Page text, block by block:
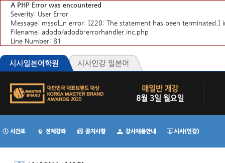
A PHP Error was encountered
Severity: User Error
Message: mssql_n error: [220: The statement has been terminated.] in
Filename: adodb/adodb-errorhandler.inc.php
Line Number: 81